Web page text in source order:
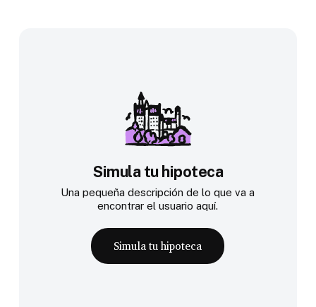
Simula tu hipoteca
Una pequeña descripción de lo que va a
encontrar el usuario aquí.
Simula tu hipoteca